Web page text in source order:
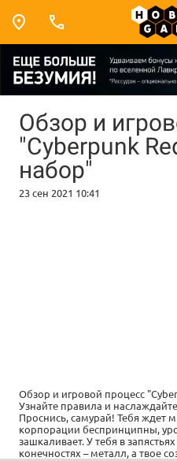
Обзор и
"Cyberpunk
набор"
23 сен 2021 10:41
Обзор и игровой процесс
Узнайте правила и
Проснись, самурай! Тебя ждет
корпорации беспринципны,
зашкаливает. У тебя в
конечностях – металл, а твое